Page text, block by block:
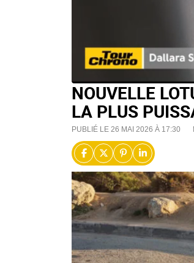
NOUVELLE
LA PLUS
PUBLIÉ LE 26 MAI 2026 À 17:30